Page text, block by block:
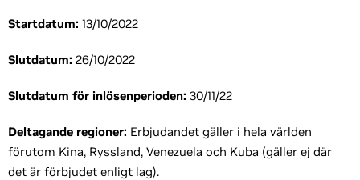
Startdatum: 13/10/2022
Slutdatum: 26/10/2022
Slutdatum för inlösenperioden: 30/11/22
Deltagande regioner: Erbjudandet gäller i hela världen
förutom Kina, Ryssland, Venezuela och Kuba (gäller ej där
det är förbjudet enligt lag).